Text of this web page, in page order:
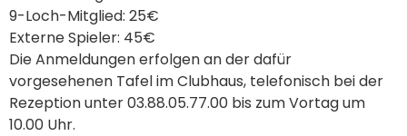
9-Loch-Mitglied: 25€
Externe Spieler: 45€
Die Anmeldungen erfolgen an der dafür
vorgesehenen Tafel im Clubhaus, telefonisch bei der
Rezeption unter 03.88.05.77.00 bis zum Vortag um
10.00 Uhr.